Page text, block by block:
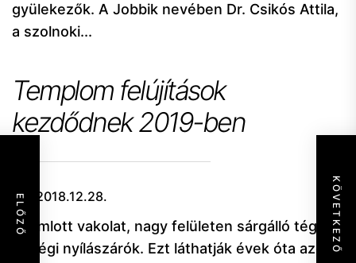
ELŐZŐ KÖVETKEZŐ
gyülekezők. A Jobbik nevében Dr. Csikós Attila,
a szolnoki...
Templom felújítások
kezdődnek 2019-ben
2018.12.28.
Leomlott vakolat, nagy felületen sárgálló téglák
és régi nyílászárók. Ezt láthatják évek óta azok,